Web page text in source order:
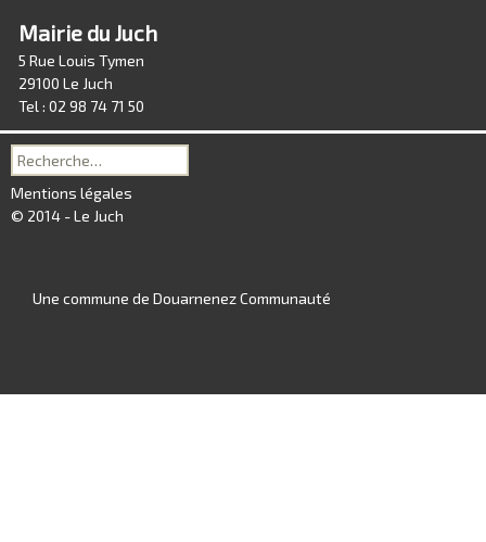
Mairie du Juch
5 Rue Louis Tymen
29100 Le Juch
Tel : 02 98 74 71 50
Recherche
pour :
Mentions légales
© 2014 - Le Juch
Une commune de Douarnenez Communauté